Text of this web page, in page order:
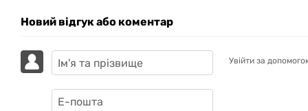
Новий відгук або коментар
Увійти за